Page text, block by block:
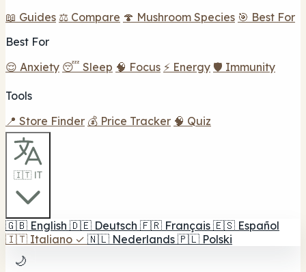
📖 Guides ⚖️ Compare 🍄 Mushroom Species 🎯 Best For
Best For
😌 Anxiety 😴 Sleep 🧠 Focus ⚡ Energy 🛡️ Immunity
Tools
📍 Store Finder 💰 Price Tracker 🧠 Quiz
🇮🇹 IT
🇬🇧 English 🇩🇪 Deutsch 🇫🇷 Français 🇪🇸 Español
🇮🇹 Italiano ✓ 🇳🇱 Nederlands 🇵🇱 Polski
🌙